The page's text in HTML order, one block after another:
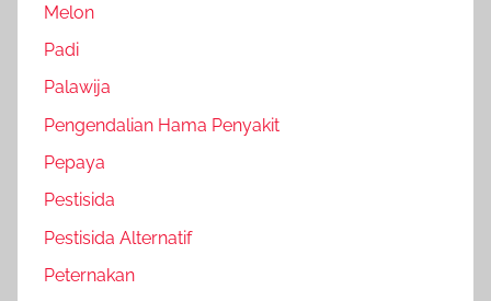
Melon
Padi
Palawija
Pengendalian Hama Penyakit
Pepaya
Pestisida
Pestisida Alternatif
Peternakan